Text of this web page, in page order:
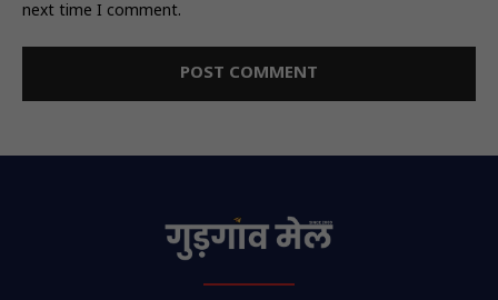
next time I comment.